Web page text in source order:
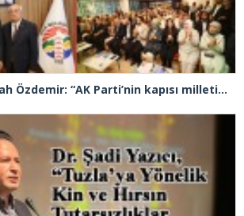
İl Başkanı Abdullah Özdemir: “AK Parti’nin kapısı milletine hizmet etmek isteyen herkese açıktır”